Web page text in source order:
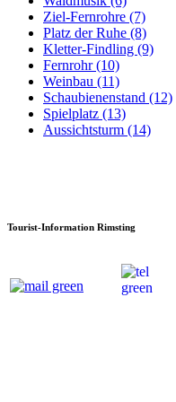
Ziel-Fernrohre (7)
Platz der Ruhe (8)
Kletter-Findling (9)
Fernrohr (10)
Weinbau (11)
Schaubienenstand (12)
Spielplatz (13)
Aussichtsturm (14)
Tourist-Information Rimsting